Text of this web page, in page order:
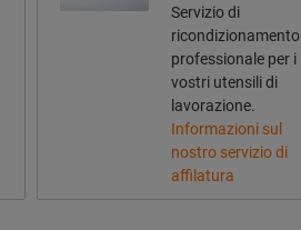
Servizio di
ricondizionamento
professionale per i
vostri utensili di
lavorazione.
Informazioni sul
nostro servizio di
affilatura